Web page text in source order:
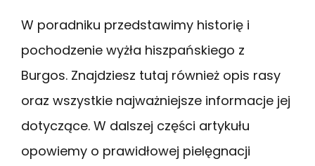
W poradniku przedstawimy historię i
pochodzenie wyżła hiszpańskiego z
Burgos. Znajdziesz tutaj również opis rasy
oraz wszystkie najważniejsze informacje jej
dotyczące. W dalszej części artykułu
opowiemy o prawidłowej pielęgnacji